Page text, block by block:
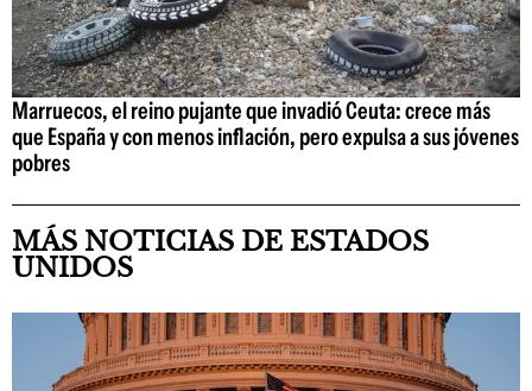
Marruecos, el reino pujante que invadió Ceuta: crece más
que España y con menos inflación, pero expulsa a sus jóvenes
pobres
MÁS NOTICIAS DE ESTADOS
UNIDOS